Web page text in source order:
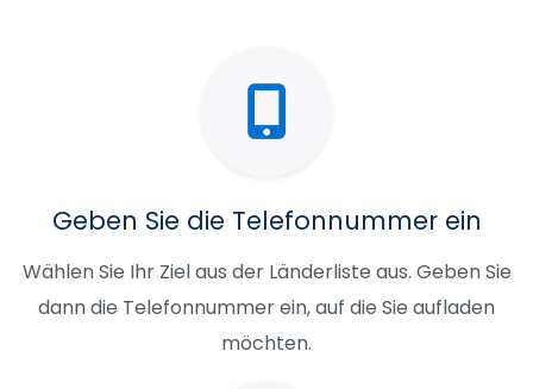
Geben Sie die Telefonnummer ein
Wählen Sie Ihr Ziel aus der Länderliste aus. Geben Sie
dann die Telefonnummer ein, auf die Sie aufladen
möchten.